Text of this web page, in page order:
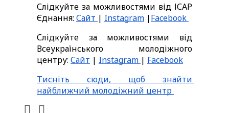
Слідкуйте за можливостями від ІСАР
Єднання: Сайт | Instagram |Facebook
Слідкуйте за можливостями від
Всеукраїнського молодіжного
центру: Сайт | Instagram | Facebook
Тисніть сюди, щоб знайти
найближчий молодіжний центр